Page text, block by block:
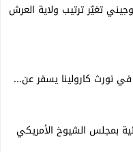
تغيّر ترتيب ولاية العرش
نورث كارولينا يسفر عن...
بمجلس الشيوخ الأمريكي